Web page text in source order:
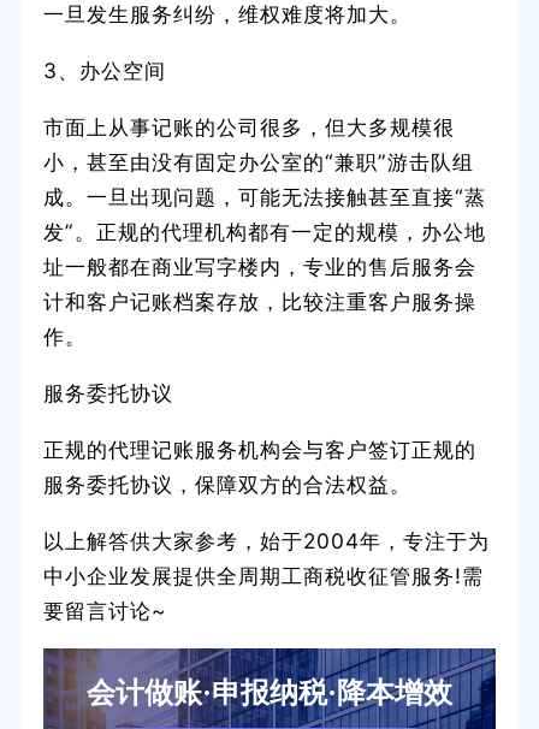
一旦发生服务纠纷，维权难度将加大。
3、办公空间
市面上从事记账的公司很多，但大多规模很
小，甚至由没有固定办公室的“兼职”游击队组
成。一旦出现问题，可能无法接触甚至直接“蒸
发”。正规的代理机构都有一定的规模，办公地
址一般都在商业写字楼内，专业的售后服务会
计和客户记账档案存放，比较注重客户服务操
作。
服务委托协议
正规的代理记账服务机构会与客户签订正规的
服务委托协议，保障双方的合法权益。
以上解答供大家参考，始于2004年，专注于为
中小企业发展提供全周期工商税收征管服务!需
要留言讨论~
会计做账·申报纳税·降本增效